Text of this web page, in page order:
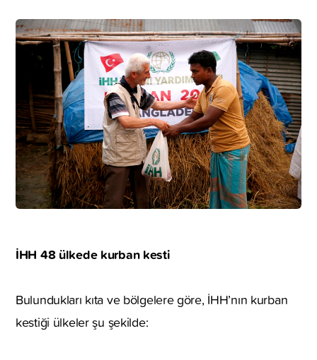
İHH 48 ülkede kurban kesti
Bulundukları kıta ve bölgelere göre, İHH’nın kurban
kestiği ülkeler şu şekilde: